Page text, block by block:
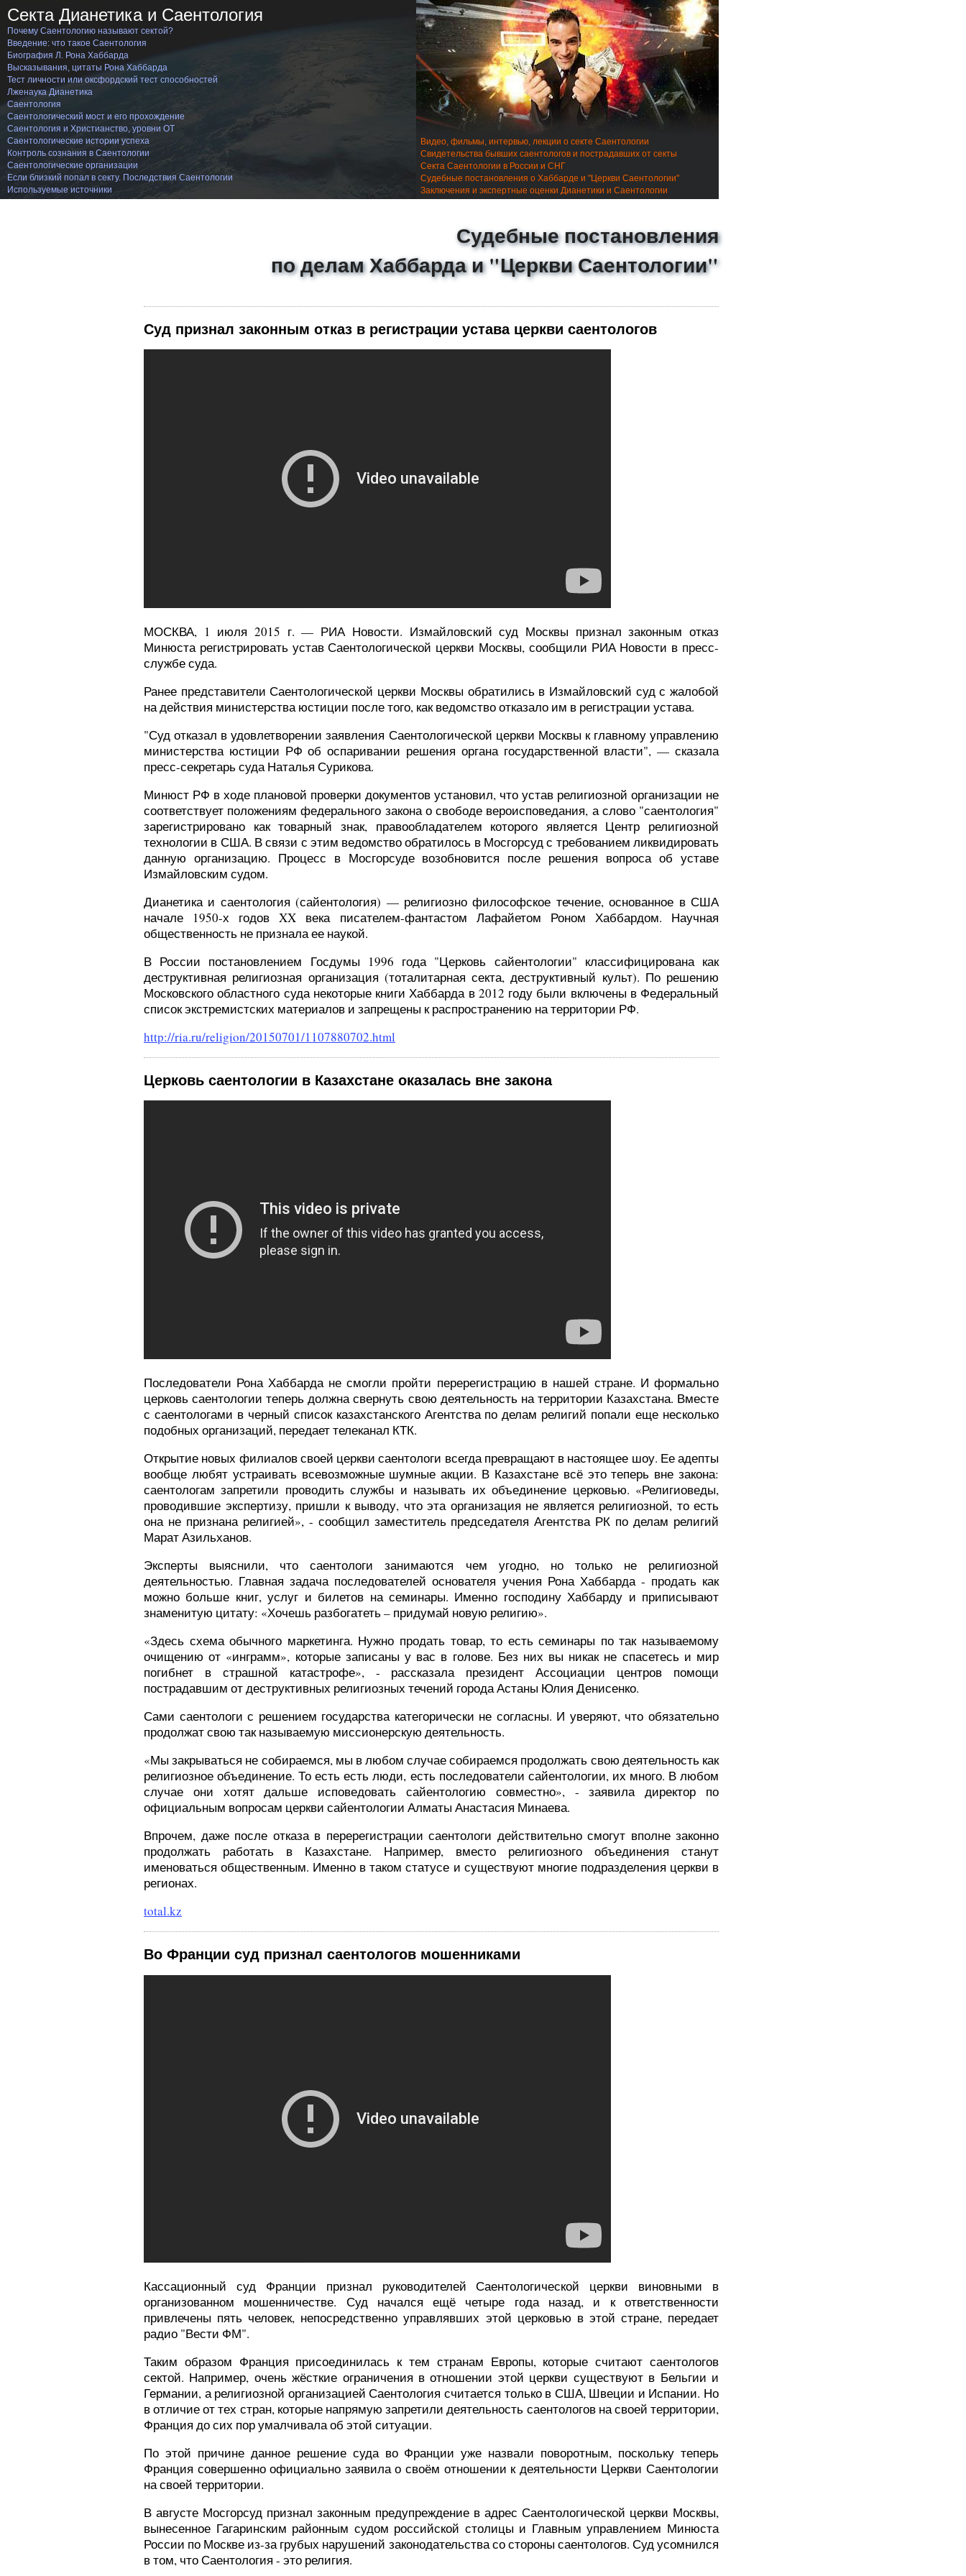
Секта Дианетика и Саентология
Почему Саентологию называют сектой?
Введение: что такое Саентология
Биография Л. Рона Хаббарда
Высказывания, цитаты Рона Хаббарда
Тест личности или оксфордский тест способностей
Лженаука Дианетика
Саентология
Саентологический мост и его прохождение
Саентология и Христианство, уровни ОТ
Саентологические истории успеха
Контроль сознания в Саентологии
Саентологические организации
Если близкий попал в секту. Последствия Саентологии
Используемые источники
Видео, фильмы, интервью, лекции о секте Саентологии
Свидетельства бывших саентологов и пострадавших от секты
Секта Саентологии в России и СНГ
Судебные постановления о Хаббарде и "Церкви Саентологии"
Заключения и экспертные оценки Дианетики и Саентологии
Судебные постановления
по делам Хаббарда и "Церкви Саентологии"
Суд признал законным отказ в регистрации устава церкви саентологов
МОСКВА, 1 июля 2015 г. — РИА Новости. Измайловский суд Москвы признал законным отказ
Минюста регистрировать устав Саентологической церкви Москвы, сообщили РИА Новости в пресс-
службе суда.
Ранее представители Саентологической церкви Москвы обратились в Измайловский суд с жалобой
на действия министерства юстиции после того, как ведомство отказало им в регистрации устава.
"Суд отказал в удовлетворении заявления Саентологической церкви Москвы к главному управлению
министерства юстиции РФ об оспаривании решения органа государственной власти", — сказала
пресс-секретарь суда Наталья Сурикова.
Минюст РФ в ходе плановой проверки документов установил, что устав религиозной организации не
соответствует положениям федерального закона о свободе вероисповедания, а слово "саентология"
зарегистрировано как товарный знак, правообладателем которого является Центр религиозной
технологии в США. В связи с этим ведомство обратилось в Мосгорсуд с требованием ликвидировать
данную организацию. Процесс в Мосгорсуде возобновится после решения вопроса об уставе
Измайловским судом.
Дианетика и саентология (сайентология) — религиозно философское течение, основанное в США
начале 1950-х годов XX века писателем-фантастом Лафайетом Роном Хаббардом. Научная
общественность не признала ее наукой.
В России постановлением Госдумы 1996 года "Церковь сайентологии" классифицирована как
деструктивная религиозная организация (тоталитарная секта, деструктивный культ). По решению
Московского областного суда некоторые книги Хаббарда в 2012 году были включены в Федеральный
список экстремистских материалов и запрещены к распространению на территории РФ.
http://ria.ru/religion/20150701/1107880702.html
Церковь саентологии в Казахстане оказалась вне закона
Последователи Рона Хаббарда не смогли пройти перерегистрацию в нашей стране. И формально
церковь саентологии теперь должна свернуть свою деятельность на территории Казахстана. Вместе
с саентологами в черный список казахстанского Агентства по делам религий попали еще несколько
подобных организаций, передает телеканал КТК.
Открытие новых филиалов своей церкви саентологи всегда превращают в настоящее шоу. Ее адепты
вообще любят устраивать всевозможные шумные акции. В Казахстане всё это теперь вне закона:
саентологам запретили проводить службы и называть их объединение церковью. «Религиоведы,
проводившие экспертизу, пришли к выводу, что эта организация не является религиозной, то есть
она не признана религией», - сообщил заместитель председателя Агентства РК по делам религий
Марат Азильханов.
Эксперты выяснили, что саентологи занимаются чем угодно, но только не религиозной
деятельностью. Главная задача последователей основателя учения Рона Хаббарда - продать как
можно больше книг, услуг и билетов на семинары. Именно господину Хаббарду и приписывают
знаменитую цитату: «Хочешь разбогатеть – придумай новую религию».
«Здесь схема обычного маркетинга. Нужно продать товар, то есть семинары по так называемому
очищению от «инграмм», которые записаны у вас в голове. Без них вы никак не спасетесь и мир
погибнет в страшной катастрофе», - рассказала президент Ассоциации центров помощи
пострадавшим от деструктивных религиозных течений города Астаны Юлия Денисенко.
Сами саентологи с решением государства категорически не согласны. И уверяют, что обязательно
продолжат свою так называемую миссионерскую деятельность.
«Мы закрываться не собираемся, мы в любом случае собираемся продолжать свою деятельность как
религиозное объединение. То есть есть люди, есть последователи сайентологии, их много. В любом
случае они хотят дальше исповедовать сайентологию совместно», - заявила директор по
официальным вопросам церкви сайентологии Алматы Анастасия Минаева.
Впрочем, даже после отказа в перерегистрации саентологи действительно смогут вполне законно
продолжать работать в Казахстане. Например, вместо религиозного объединения станут
именоваться общественным. Именно в таком статусе и существуют многие подразделения церкви в
регионах.
total.kz
Во Франции суд признал саентологов мошенниками
Кассационный суд Франции признал руководителей Саентологической церкви виновными в
организованном мошенничестве. Суд начался ещё четыре года назад, и к ответственности
привлечены пять человек, непосредственно управлявших этой церковью в этой стране, передает
радио "Вести ФМ".
Таким образом Франция присоединилась к тем странам Европы, которые считают саентологов
сектой. Например, очень жёсткие ограничения в отношении этой церкви существуют в Бельгии и
Германии, а религиозной организацией Саентология считается только в США, Швеции и Испании. Но
в отличие от тех стран, которые напрямую запретили деятельность саентологов на своей территории,
Франция до сих пор умалчивала об этой ситуации.
По этой причине данное решение суда во Франции уже назвали поворотным, поскольку теперь
Франция совершенно официально заявила о своём отношении к деятельности Церкви Саентологии
на своей территории.
В августе Мосгорсуд признал законным предупреждение в адрес Саентологической церкви Москвы,
вынесенное Гагаринским районным судом российской столицы и Главным управлением Минюста
России по Москве из-за грубых нарушений законодательства со стороны саентологов. Суд усомнился
в том, что Саентология - это религия.